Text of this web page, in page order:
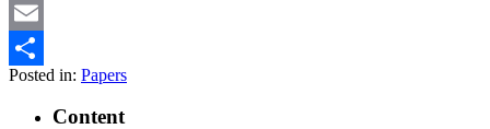
Mastodon
Email
Share
Posted in: Papers
Content